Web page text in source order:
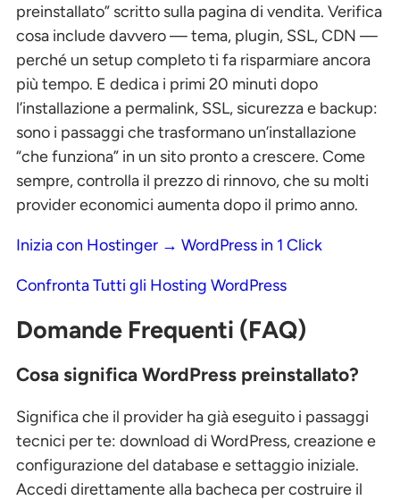
preinstallato” scritto sulla pagina di vendita. Verifica
cosa include davvero — tema, plugin, SSL, CDN —
perché un setup completo ti fa risparmiare ancora
più tempo. E dedica i primi 20 minuti dopo
l’installazione a permalink, SSL, sicurezza e backup:
sono i passaggi che trasformano un’installazione
“che funziona” in un sito pronto a crescere. Come
sempre, controlla il prezzo di rinnovo, che su molti
provider economici aumenta dopo il primo anno.
Inizia con Hostinger → WordPress in 1 Click
Confronta Tutti gli Hosting WordPress
Domande Frequenti (FAQ)
Cosa significa WordPress preinstallato?
Significa che il provider ha già eseguito i passaggi
tecnici per te: download di WordPress, creazione e
configurazione del database e settaggio iniziale.
Accedi direttamente alla bacheca per costruire il